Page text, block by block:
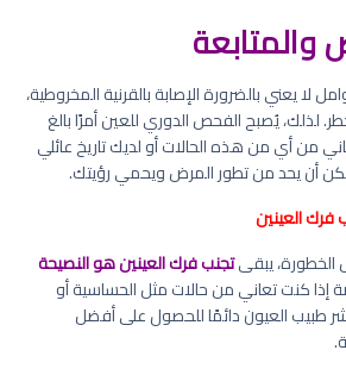
يعني بالضرورة الإصابة بالقرنية المخروطية،
لذلك، يُصبح الفحص الدوري للعين أمرًا بالغ
من أي من هذه الحالات أو لديك تاريخ عائلي
أن يحد من تطور المرض ويحمي رؤيتك.
فرك العينين
الخطورة، يبقىتجنب فرك العينين هو النصيحة
إذا كنت تعاني من حالات مثل الحساسية أو
طبيب العيون دائمًا للحصول على أفضل